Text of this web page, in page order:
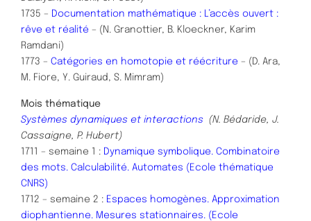
1735 – Documentation mathématique : L’accès ouvert :
rêve et réalité – (N. Granottier, B. Kloeckner, Karim
Ramdani)
1773 – Catégories en homotopie et réécriture – (D. Ara,
M. Fiore, Y. Guiraud, S. Mimram)
Mois thématique
Systèmes dynamiques et interactions (N. Bédaride, J.
Cassaigne, P. Hubert)
1711 – semaine 1 : Dynamique symbolique. Combinatoire
des mots. Calculabilité. Automates (Ecole thématique
CNRS)
1712 – semaine 2 : Espaces homogènes. Approximation
diophantienne. Mesures stationnaires. (Ecole